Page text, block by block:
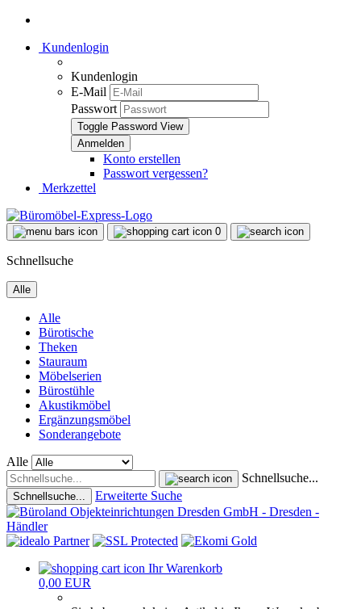
Kundenlogin
Kundenlogin
E-Mail
Passwort
Toggle Password View
Konto erstellen
Passwort vergessen?
Merkzettel
0
Schnellsuche
Alle
Alle
Bürotische
Theken
Stauraum
Möbelserien
Bürostühle
Akustikmöbel
Ergänzungsmöbel
Sonderangebote
Alle
Schnellsuche...
Schnellsuche... Erweiterte Suche
Ihr Warenkorb
0,00 EUR